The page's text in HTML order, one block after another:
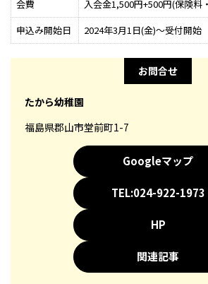
会費
入会金1,500円+500円(保険
申込み開始日
2024年3月1日(金)～受付開始
お問合せ
たから幼稚園
福島県郡山市堂前町1-7
Googleマップ
TEL:024-922-1973
HP
関連記事